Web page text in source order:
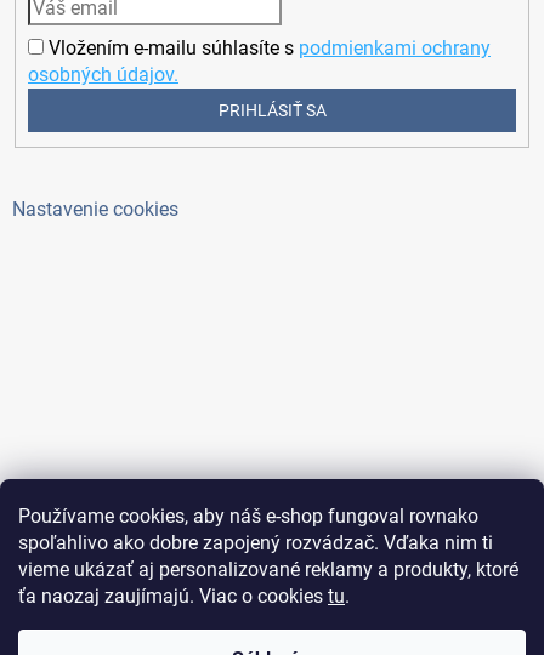
Používame cookies, aby náš e-shop fungoval rovnako
spoľahlivo ako dobre zapojený rozvádzač. Vďaka nim ti
vieme ukázať aj personalizované reklamy a produkty, ktoré
ťa naozaj zaujímajú. Viac o cookies tu.
Vložením e-mailu súhlasíte s podmienkami ochrany
osobných údajov.
PRIHLÁSIŤ SA
Nastavenie cookies
Copyright 2026ElektroAntoš. Všetky práva vyhradené.